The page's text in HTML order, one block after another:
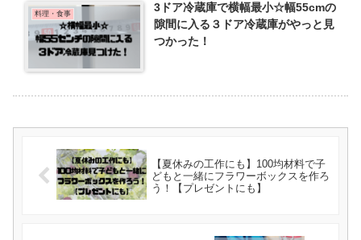
料理・食事
3ドア冷蔵庫で横幅最小☆幅55cmの
隙間に入る３ドア冷蔵庫がやっと見
つかった！
【夏休みの工作にも】100均材料で子
どもと一緒にフラワーボックスを作ろ
う！【プレゼントにも】